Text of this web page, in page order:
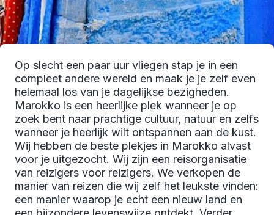
Op slecht een paar uur vliegen stap je in een
compleet andere wereld en maak je je zelf even
helemaal los van je dagelijkse bezigheden.
Marokko is een heerlijke plek wanneer je op
zoek bent naar prachtige cultuur, natuur en zelfs
wanneer je heerlijk wilt ontspannen aan de kust.
Wij hebben de beste plekjes in Marokko alvast
voor je uitgezocht. Wij zijn een reisorganisatie
van reizigers voor reizigers. We verkopen de
manier van reizen die wij zelf het leukste vinden:
een manier waarop je echt een nieuw land en